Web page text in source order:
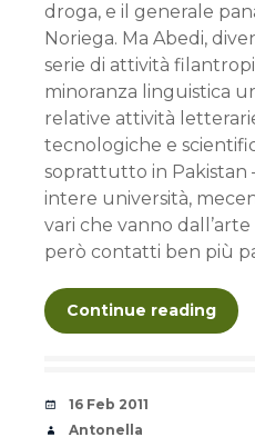
droga, e il generale
Noriega. Ma Abedi,
serie di attività
minoranza linguistica
relative attività
tecnologiche e
soprattutto in Pakistan
intere università,
vari che vanno
però contatti ben più
Continue reading
Date
16 Feb 2011
Author
Antonella